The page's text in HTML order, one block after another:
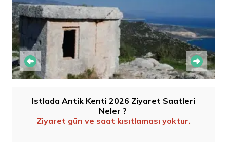
Istlada Antik Kenti 2026 Ziyaret Saatleri
Neler ?
Ziyaret gün ve saat kısıtlaması yoktur.